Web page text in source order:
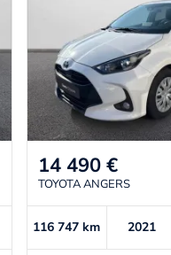
14 490 €
TOYOTA ANGERS
116 747km 2021